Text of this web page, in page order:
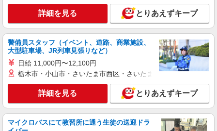
パート
コンパスグループ・ジャパン株式会社 22061_p
調理師【アルバイト・パート】
時給1,400円以上 試用期間中 時給1,400円以上
(試用期間2ヶ月) 残業が発生した場合、残業代を1
分単位で別途支給します。
保谷第二小学校・柳沢中学校 （東京都西東京
市柳沢4丁目2番11号）
キープ 詳細を見る
正社員
コンパスグループ・ジャパン株式会社 21817_f
詳細を見る とりあえずキープ
警備員スタッフ（イベント、道路、商業施設、
大型駐車場、JR列車見張りなど）
日給 11,000円〜12,100円
栃木市・小山市・さいたま市西区・さいたま市岩槻区・久喜市・
詳細を見る とりあえずキープ
マイクロバスにて教習所に通う生徒の送迎ドラ